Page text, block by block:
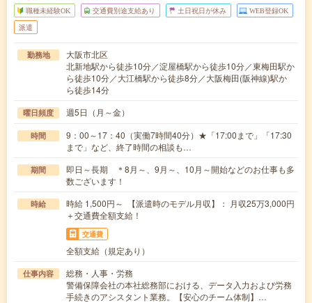
職種未経験OK 交通費別途支給あり 土日祝日が休み WEB登録OK
派遣
勤務地
大阪市北区
北新地駅から徒歩10分／淀屋橋駅から徒歩10分／東梅田駅か
ら徒歩10分／大江橋駅から徒歩8分／大阪梅田(阪神線)駅か
ら徒歩14分
曜日頻度 週5日（月～金）
時間
9：00～17：40（実働7時間40分）★「17:00まで」「17:30
まで」など、終了時間の相談も…
期間
即日～長期 ＊8月～、9月～、10月～開始などのお仕事も多
数ございます！
時給
時給 1,500円～ 【派遣時のモデル月収】： 月収25万3,000円
＋交通費全額支給！
交通費
全額支給（規定あり）
仕事内容
総務・人事・労務
警備保障会社の本社総務部における、データ入力および労務
手続きのアシスタント業務。【安心のチーム体制】…